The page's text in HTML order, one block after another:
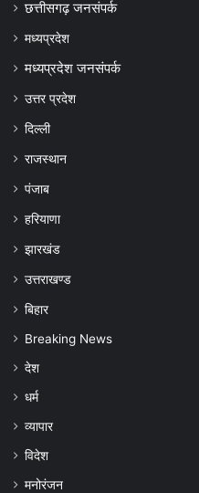
छत्तीसगढ़ जनसंपर्क
मध्यप्रदेश
मध्यप्रदेश जनसंपर्क
उत्तर प्रदेश
दिल्ली
राजस्थान
पंजाब
हरियाणा
झारखंड
उत्तराखण्ड
बिहार
Breaking News
देश
धर्म
व्यापार
विदेश
मनोरंजन